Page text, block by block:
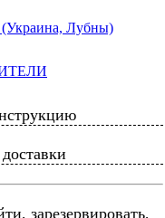
Лубны)
зарезервировать,